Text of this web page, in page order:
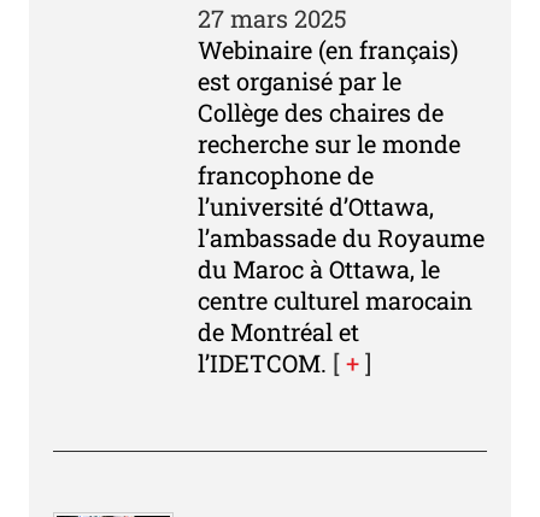
27 mars 2025
Webinaire (en français)
est organisé par le
Collège des chaires de
recherche sur le monde
francophone de
l’université d’Ottawa,
l’ambassade du Royaume
du Maroc à Ottawa, le
centre culturel marocain
de Montréal et
l’IDETCOM. [+]